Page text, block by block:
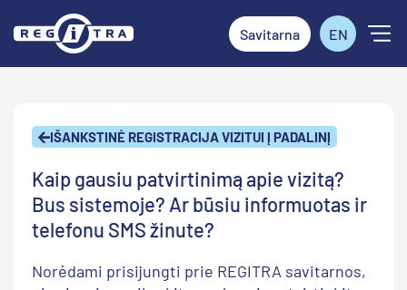
Savitarna EN
IŠANKSTINĖ REGISTRACIJA VIZITUI Į PADALINĮ
Kaip gausiu patvirtinimą apie vizitą?
Bus sistemoje? Ar būsiu informuotas ir
telefonu SMS žinute?
Norėdami prisijungti prie REGITRA savitarnos,